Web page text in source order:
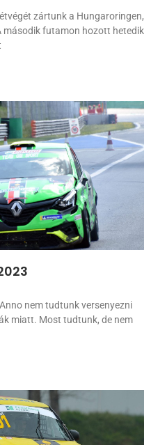
zártunk a Hungaroringen,
második futamon hozott hetedik
nem tudtunk versenyezni
miatt. Most tudtunk, de nem